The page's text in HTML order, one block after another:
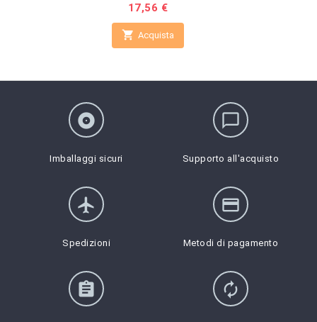
Prezzo
17,56 €
 Acquista
album
Imballaggi sicuri
chat_bubble_outline
Supporto all'acquisto
flight
Spedizioni
credit_card
Metodi di pagamento
assignment autorenew